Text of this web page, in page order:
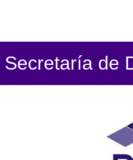
Secretaría de